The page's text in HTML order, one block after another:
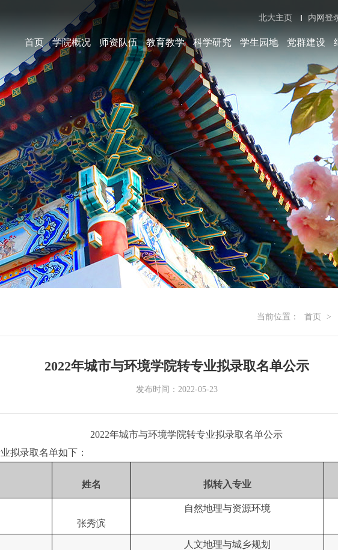
北大主页 内网登
首页 学院概况 师资队伍 教育教学 科学研究 学生园地 党群建设
当前位置： 首页 >
2022年城市与环境学院转专业拟录取名单公示
发布时间：2022-05-23
2022年城市与环境学院转专业拟录取名单公示
拟录取名单如下 ：
姓名 拟转入专业
张秀滨
自然地理与资源环境
人文地理与城乡规划